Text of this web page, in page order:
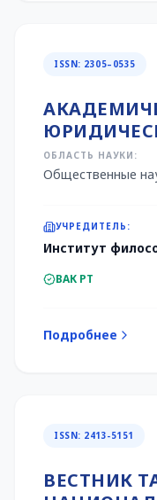
ISSN: 2305–0535
ОБЛАСТЬ НАУКИ:
Общественные
УЧРЕДИТЕЛЬ:
Институт
ВАК РТ
Подробнее
ISSN: 2413-5151
ВЕСТНИК